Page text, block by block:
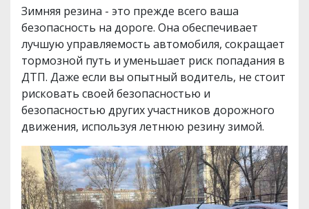
Зимняя резина - это прежде всего ваша
безопасность на дороге. Она обеспечивает
лучшую управляемость автомобиля, сокращает
тормозной путь и уменьшает риск попадания в
ДТП. Даже если вы опытный водитель, не стоит
рисковать своей безопасностью и
безопасностью других участников дорожного
движения, используя летнюю резину зимой.